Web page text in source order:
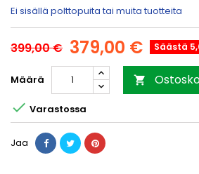
Ei sisällä polttopuita tai muita tuotteita
399,00 € 379,00 € Säästä
Määrä 
 Varastossa
Jaa